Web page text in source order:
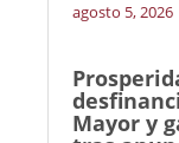
agosto 5, 2026
Mayor y